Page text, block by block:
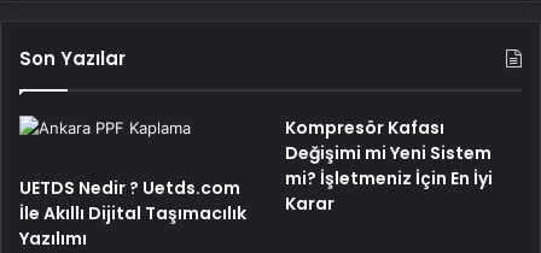
Son Yazılar
UETDS Nedir ? Uetds.com
İle Akıllı Dijital Taşımacılık
Yazılımı
Kompresör Kafası
Değişimi mi Yeni Sistem
mi? İşletmeniz İçin En İyi
Karar